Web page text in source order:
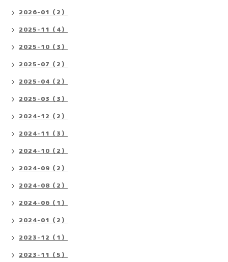
2026-01（2）
2025-11（4）
2025-10（3）
2025-07（2）
2025-04（2）
2025-03（3）
2024-12（2）
2024-11（3）
2024-10（2）
2024-09（2）
2024-08（2）
2024-06（1）
2024-01（2）
2023-12（1）
2023-11（5）